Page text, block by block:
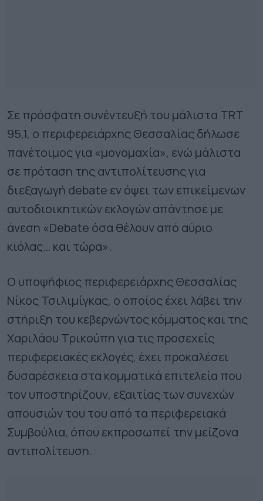
Σε πρόσφατη συνέντευξή του μάλιστα TRT
95,1, ο περιφερειάρχης Θεσσαλίας δήλωσε
πανέτοιμος για «μονομαχία», ενώ μάλιστα
σε πρόταση της αντιπολίτευσης για
διεξαγωγή debate εν όψει των επικείμενων
αυτοδιοικητικών εκλογών απάντησε με
άνεση «Debate όσα θέλουν από αύριο
κιόλας… και τώρα».
Ο υποψήφιος περιφερειάρχης Θεσσαλίας
Νίκος Τσιλιμίγκας, o οποίος έχει λάβει την
στήριξη του κεβερνώντος κόμματος και της
Χαριλάου Τρικούπη για τις προσεχείς
περιφερειακές εκλογές, έχει προκαλέσει
δυσαρέσκεια στα κομματικά επιτελεία που
τον υποστηρίζουν, εξαιτίας των συνεχών
απουσιών του του από τα περιφερειακά
Συμβούλια, όπου εκπροσωπεί την μείζονα
αντιπολίτευση.